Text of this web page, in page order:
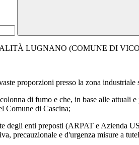
LUGNANO (COMUNE DI
proporzioni presso la zona
di fumo e che, in base alle
Comune di Cascina;
enti preposti (ARPAT e Azienda
precauzionale e d'urgenza misure a